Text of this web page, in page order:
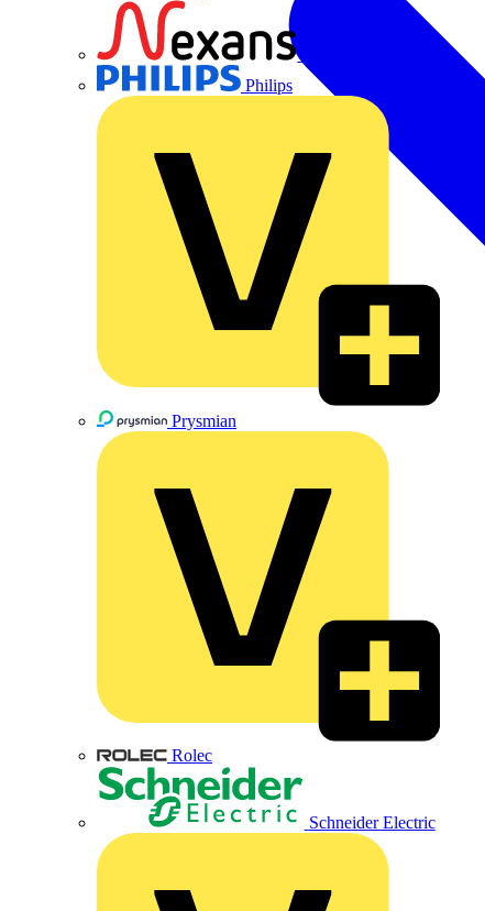
Philips
Prysmian
Rolec
Schneider Electric